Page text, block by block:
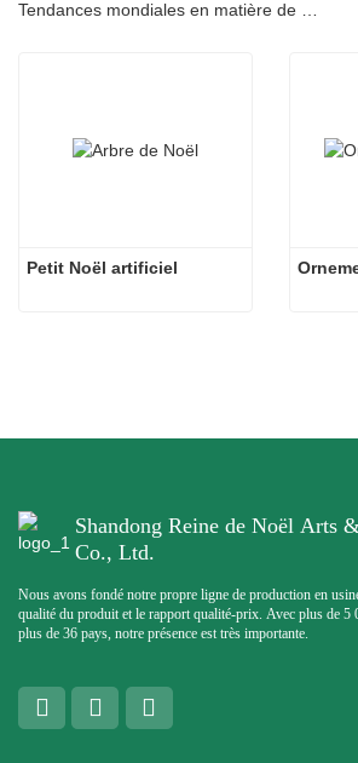
Petit Noël artificiel
Shandong Reine de Noël Arts
Co., Ltd.
Nous avons fondé notre propre ligne de production en
qualité du produit et le rapport qualité-prix. Avec plus de 5
plus de 36 pays, notre présence est très importante.